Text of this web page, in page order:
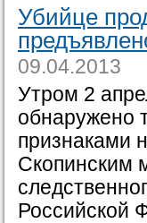
Убийце
09.04.2013
Утром 2
обнаружено
признаками
Скопинским
Российской